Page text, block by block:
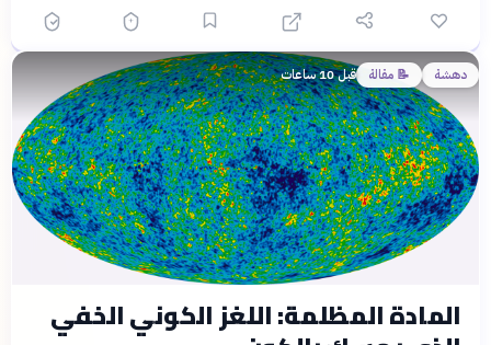
دهشة 📝 مقالة قبل 10 ساعات
المادة المظلمة: اللغز الكوني الخفي